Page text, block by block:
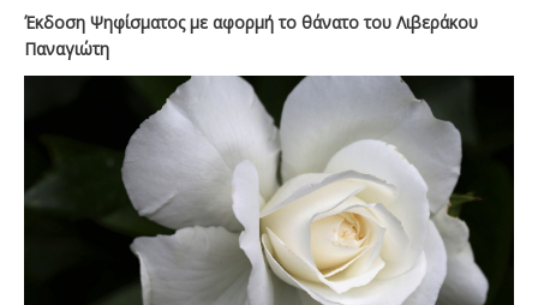
Έκδοση Ψηφίσματος με αφορμή το θάνατο του Λιβεράκου
Παναγιώτη